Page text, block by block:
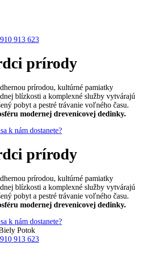
913 623
prírody
prírodou, kultúrné pamiatky
blízkosti a komplexné služby vytvárajú
pobyt a pestré trávanie voľného času.
modernej drevenicovej dedinky.
k nám dostanete?
prírody
prírodou, kultúrné pamiatky
blízkosti a komplexné služby vytvárajú
pobyt a pestré trávanie voľného času.
modernej drevenicovej dedinky.
k nám dostanete?
Potok
913 623